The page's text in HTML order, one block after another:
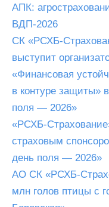
АПК:
ВДП-2026
СК «РСХБ-
выступит
«Финансовая
в контуре защиты»
поля — 2026»
«РСХБ-
страховым
день поля — 2026»
АО СК «РСХБ-
млн голов птицы с